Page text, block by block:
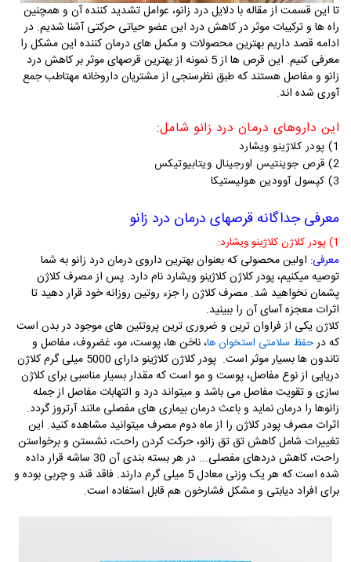
تا این قسمت از مقاله با دلایل درد زانو، عوامل تشدید کننده آن و همچنین
راه ها و ترکیبات موثر در کاهش درد این عضو حیاتی حرکتی آشنا شدیم. در
ادامه قصد داریم بهترین محصولات و مکمل های درمان کننده این مشکل را
معرفی کنیم. این قرص ها از 5 نمونه از بهترین قرصهای موثر بر کاهش درد
زانو و مفاصل هستند که طبق نظرسنجی از مشتریان داروخانه مهتاطب جمع
آوری شده اند.
این داروهای درمان درد زانو شامل:
1) پودر کلاژینو ویشارد
2) قرص جوینتیس اورجینال ویتابیوتیکس
3) کپسول آوودین هولیستیکا
معرفی جداگانه قرصهای درمان درد زانو
1) پودر کلاژن کلاژینو ویشارد:
معرفی: اولین محصولی که بعنوان بهترین داروی درمان درد زانو به شما
توصیه میکنیم، پودر کلاژن کلاژینو ویشارد نام دارد. پس از مصرف کلاژن
پشمان نخواهید شد. مصرف کلاژن را جزء روتین روزانه خود قرار دهید تا
اثرات معجزه آسای آن را ببینید.
کلاژنیکی از فراوان ترین و ضروری ترین پروتئین های موجود در بدن است
که درحفظ سلامتی استخوان ها، ناخن ها، پوست، مو، غضروف، مفاصل و
تاندون ها بسیار موثر است.
پودر کلاژن کلاژینو دارای 5000 میلی گرم کلاژن
دریایی از نوع مفاصل، پوست و مو است که مقدار بسیار مناسبی برای کلاژن
سازی و تقویت مفاصل می باشد و میتواند درد و التهابات مفاصل از جمله
زانوها را درمان نماید و باعث درمان بیماری های مفصلی مانند آرتروز گردد.
اثرات مصرف پودر کلاژن را از ماه دوم مصرف میتوانید مشاهده کنید. این
تغییرات شامل کاهش تق تق زانو، حرکت کردن راحت، نشستن و برخواستن
راحت، کاهش دردهای مفصلی...
در هر بسته بندی آن 30 ساشه قرار داده
شده است که هر یک وزنی معادل 5 میلی گرم دارند. فاقد قند و چربی بوده و
برای افراد دیابتی و مشکل فشارخون هم قابل استفاده است.